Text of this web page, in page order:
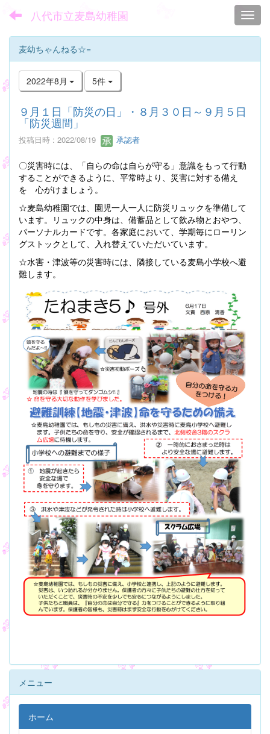
八代市立麦島幼稚園
麦幼ちゃんねる☆=
2022年8月 5件
９月１日「防災の日」・８月３０日～９月５日
「防災週間」
投稿日時 : 2022/08/19 承認者
〇災害時には、「自らの命は自らが守る」意識をもって行動
することができるように、平常時より、災害に対する備え
を 心がけましょう。
☆麦島幼稚園では、園児一人一人に防災リュックを準備して
います。リュックの中身は、備蓄品として飲み物とおやつ、
パーソナルカードです。各家庭において、学期毎にローリン
グストックとして、入れ替えていただいています。
☆水害・津波等の災害時には、隣接している麦島小学校へ避
難します。
メニュー
ホーム